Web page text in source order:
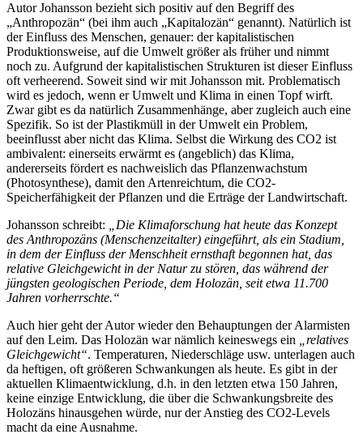
Autor Johansson bezieht sich positiv auf den Begriff des
„Anthropozän“ (bei ihm auch „Kapitalozän“ genannt). Natürlich ist
der Einfluss des Menschen, genauer: der kapitalistischen
Produktionsweise, auf die Umwelt größer als früher und nimmt
noch zu. Aufgrund der kapitalistischen Strukturen ist dieser Einfluss
oft verheerend. Soweit sind wir mit Johansson mit. Problematisch
wird es jedoch, wenn er Umwelt und Klima in einen Topf wirft.
Zwar gibt es da natürlich Zusammenhänge, aber zugleich auch eine
Spezifik. So ist der Plastikmüll in der Umwelt ein Problem,
beeinflusst aber nicht das Klima. Selbst die Wirkung des CO2 ist
ambivalent: einerseits erwärmt es (angeblich) das Klima,
andererseits fördert es nachweislich das Pflanzenwachstum
(Photosynthese), damit den Artenreichtum, die CO2-
Speicherfähigkeit der Pflanzen und die Erträge der Landwirtschaft.
Johansson schreibt:
„Die Klimaforschung hat heute das Konzept
des Anthropozäns (Menschenzeitalter) eingeführt, als ein Stadium,
in dem der Einfluss der Menschheit ernsthaft begonnen hat, das
relative Gleichgewicht in der Natur zu stören, das während der
jüngsten geologischen Periode, dem Holozän, seit etwa 11.700
Jahren vorherrschte.“
Auch hier geht der Autor wieder den Behauptungen der Alarmisten
auf den Leim. Das Holozän war nämlich keineswegs ein
„relatives
Gleichgewicht“. Temperaturen, Niederschläge usw. unterlagen auch
da heftigen, oft größeren Schwankungen als heute. Es gibt in der
aktuellen Klimaentwicklung, d.h. in den letzten etwa 150 Jahren,
keine einzige Entwicklung, die über die Schwankungsbreite des
Holozäns hinausgehen würde, nur der Anstieg des CO2-Levels
macht da eine Ausnahme.